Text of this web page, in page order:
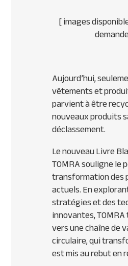
[ images
Aujourd’hui,
vêtements et
parvient à être
nouveaux produits
déclassement.
Le nouveau Livre
TOMRA souligne le
transformation des
actuels. En
stratégies et des
innovantes,
vers une chaîne de
circulaire, qui
est mis au rebut en